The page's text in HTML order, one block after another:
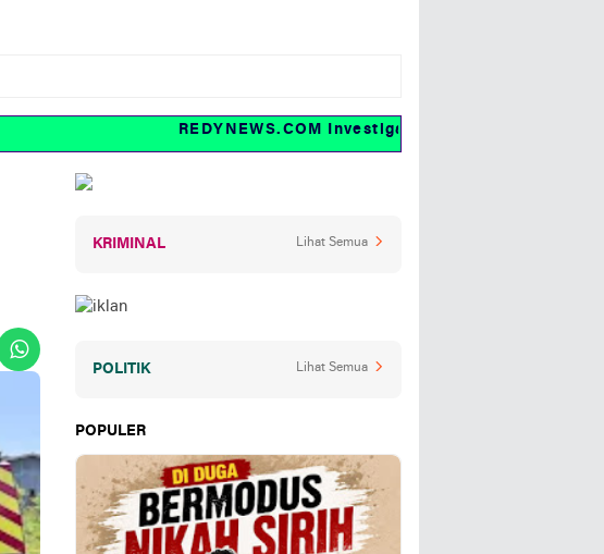
REDYNEWS.COM Investigasi dan fakta
KRIMINAL Lihat Semua
POLITIK Lihat Semua
POPULER